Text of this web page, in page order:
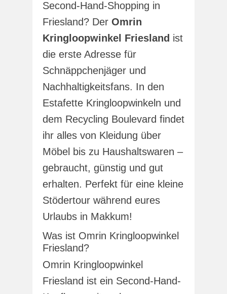
Second-Hand-Shopping in
Friesland? Der Omrin
Kringloopwinkel Friesland ist
die erste Adresse für
Schnäppchenjäger und
Nachhaltigkeitsfans. In den
Estafette Kringloopwinkeln und
dem Recycling Boulevard findet
ihr alles von Kleidung über
Möbel bis zu Haushaltswaren –
gebraucht, günstig und gut
erhalten. Perfekt für eine kleine
Stödertour während eures
Urlaubs in Makkum!
Was ist Omrin Kringloopwinkel
Friesland?
Omrin Kringloopwinkel
Friesland ist ein Second-Hand-